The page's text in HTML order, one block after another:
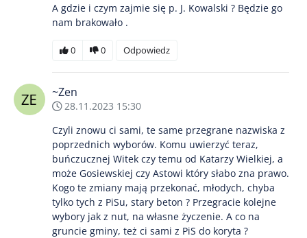
A gdzie i czym zajmie się p. J. Kowalski ? Będzie go
nam brakowało .
0 0 Odpowiedz
~Zen
28.11.2023 15:30
Czyli znowu ci sami, te same przegrane nazwiska z
poprzednich wyborów. Komu uwierzyć teraz,
buńczucznej Witek czy temu od Katarzy Wielkiej, a
może Gosiewskiej czy Astowi który słabo zna prawo.
Kogo te zmiany mają przekonać, młodych, chyba
tylko tych z PiSu, stary beton ? Przegracie kolejne
wybory jak z nut, na własne życzenie. A co na
gruncie gminy, też ci sami z PiS do koryta ?